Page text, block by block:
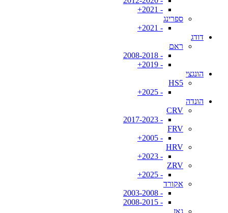
- 2021+
ספרינג
- 2021+
דודג
ראם
- 2008-2018
- 2019+
הונגצי
HS5
- 2025+
הונדה
CRV
- 2017-2023
FRV
- 2005+
HRV
- 2023+
ZRV
- 2025+
אקורד
- 2003-2008
- 2008-2015
גאז